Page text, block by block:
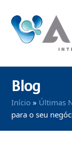
Blog
Início » Últimas
para o seu